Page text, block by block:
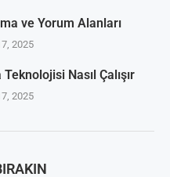
ve Yorum Alanları
2025
Nasıl Çalışır
2025